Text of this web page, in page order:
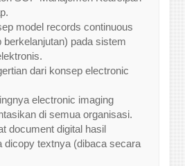
model records continuous
berkelanjutan) pada sistem
dari konsep electronic
electronic imaging
di semua organisasi.
document digital hasil
dicopy textnya (dibaca secara